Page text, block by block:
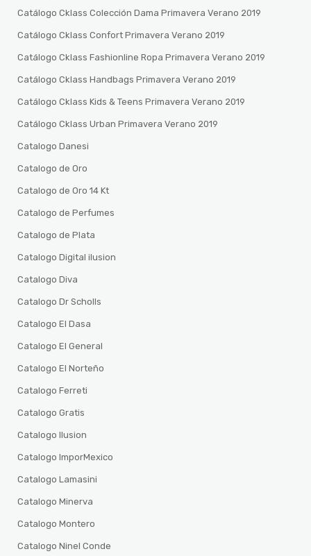
Catálogo Cklass Colección Dama Primavera Verano 2019
Catálogo Cklass Confort Primavera Verano 2019
Catálogo Cklass Fashionline Ropa Primavera Verano 2019
Catálogo Cklass Handbags Primavera Verano 2019
Catálogo Cklass Kids & Teens Primavera Verano 2019
Catálogo Cklass Urban Primavera Verano 2019
Catalogo Danesi
Catalogo de Oro
Catalogo de Oro 14 Kt
Catalogo de Perfumes
Catalogo de Plata
Catalogo Digital ilusion
Catalogo Diva
Catalogo Dr Scholls
Catalogo El Dasa
Catalogo El General
Catalogo El Norteño
Catalogo Ferreti
Catalogo Gratis
Catalogo Ilusion
Catalogo ImporMexico
Catalogo Lamasini
Catalogo Minerva
Catalogo Montero
Catalogo Ninel Conde